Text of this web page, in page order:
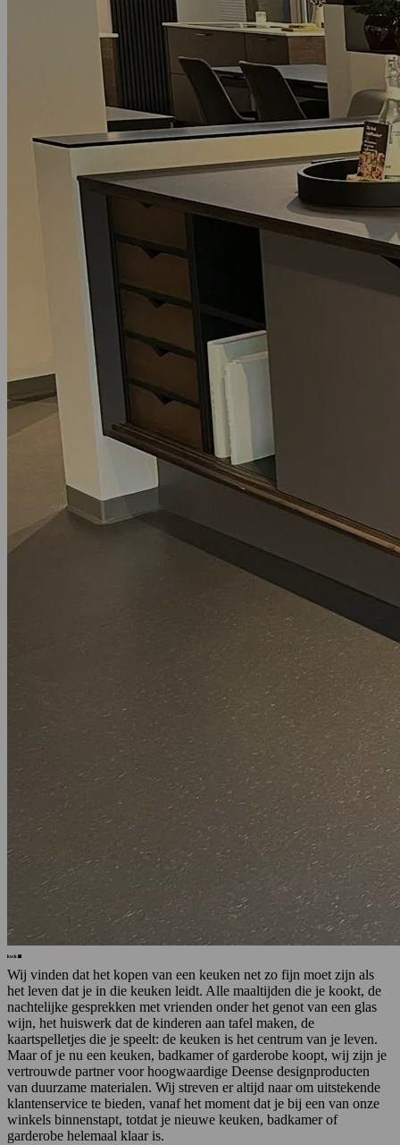
Wij vinden dat het kopen van een keuken net zo fijn moet zijn als
het leven dat je in die keuken leidt. Alle maaltijden die je kookt, de
nachtelijke gesprekken met vrienden onder het genot van een glas
wijn, het huiswerk dat de kinderen aan tafel maken, de
kaartspelletjes die je speelt: de keuken is het centrum van je leven.
Maar of je nu een keuken, badkamer of garderobe koopt, wij zijn je
vertrouwde partner voor hoogwaardige Deense designproducten
van duurzame materialen. Wij streven er altijd naar om uitstekende
klantenservice te bieden, vanaf het moment dat je bij een van onze
winkels binnenstapt, totdat je nieuwe keuken, badkamer of
garderobe helemaal klaar is.